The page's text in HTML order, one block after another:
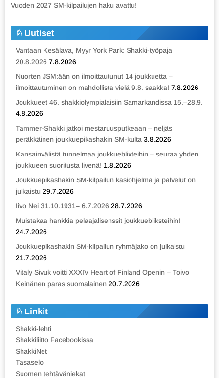
Vuoden 2027 SM-kilpailujen haku avattu!
Uutiset
Vantaan Kesälava, Myyr York Park: Shakki-työpaja
20.8.2026 7.8.2026
Nuorten JSM:ään on ilmoittautunut 14 joukkuetta –
ilmoittautuminen on mahdollista vielä 9.8. saakka! 7.8.2026
Joukkueet 46. shakkiolympialaisiin Samarkandissa 15.–28.9.
4.8.2026
Tammer-Shakki jatkoi mestaruusputkeaan – neljäs
peräkkäinen joukkuepikashakin SM-kulta 3.8.2026
Kansainvälistä tunnelmaa joukkueblixteihin – seuraa yhden
joukkueen suoritusta livenä! 1.8.2026
Joukkuepikashakin SM-kilpailun käsiohjelma ja palvelut on
julkaistu 29.7.2026
Iivo Nei 31.10.1931– 6.7.2026 28.7.2026
Muistakaa hankkia pelaajalisenssit joukkuebliksteihin!
24.7.2026
Joukkuepikashakin SM-kilpailun ryhmäjako on julkaistu
21.7.2026
Vitaly Sivuk voitti XXXIV Heart of Finland Openin – Toivo
Keinänen paras suomalainen 20.7.2026
Linkit
Shakki-lehti
Shakkiliitto Facebookissa
ShakkiNet
Tasaselo
Suomen tehtäväniekat